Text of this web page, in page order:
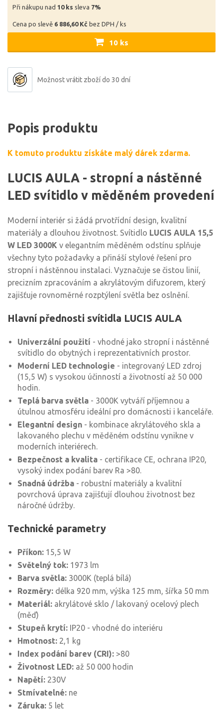
Při nákupu nad 10 ks sleva 7%
Cena po slevě 6 886,60 Kč bez DPH / ks
10 ks
Možnost vrátit zboží do 30 dní
Popis produktu
K tomuto produktu získáte malý dárek zdarma.
LUCIS AULA - stropní a nástěnné
LED svítidlo v měděném provedení
Moderní interiér si žádá prvotřídní design, kvalitní
materiály a dlouhou životnost. Svítidlo LUCIS AULA 15,5
W LED 3000K v elegantním měděném odstínu splňuje
všechny tyto požadavky a přináší stylové řešení pro
stropní i nástěnnou instalaci. Vyznačuje se čistou linií,
precizním zpracováním a akrylátovým difuzorem, který
zajišťuje rovnoměrné rozptýlení světla bez oslnění.
Hlavní přednosti svítidla LUCIS AULA
Univerzální použití - vhodné jako stropní i nástěnné
svítidlo do obytných i reprezentativních prostor.
Moderní LED technologie - integrovaný LED zdroj
(15,5 W) s vysokou účinností a životností až 50 000
hodin.
Teplá barva světla - 3000K vytváří příjemnou a
útulnou atmosféru ideální pro domácnosti i kanceláře.
Elegantní design - kombinace akrylátového skla a
lakovaného plechu v měděném odstínu vynikne v
moderních interiérech.
Bezpečnost a kvalita - certifikace CE, ochrana IP20,
vysoký index podání barev Ra >80.
Snadná údržba - robustní materiály a kvalitní
povrchová úprava zajišťují dlouhou životnost bez
náročné údržby.
Technické parametry
Příkon: 15,5 W
Světelný tok: 1973 lm
Barva světla: 3000K (teplá bílá)
Rozměry: délka 920 mm, výška 125 mm, šířka 50 mm
Materiál: akrylátové sklo / lakovaný ocelový plech
(měď)
Stupeň krytí: IP20 - vhodné do interiéru
Hmotnost: 2,1 kg
Index podání barev (CRI): >80
Životnost LED: až 50 000 hodin
Napětí: 230V
Stmívatelné: ne
Záruka: 5 let